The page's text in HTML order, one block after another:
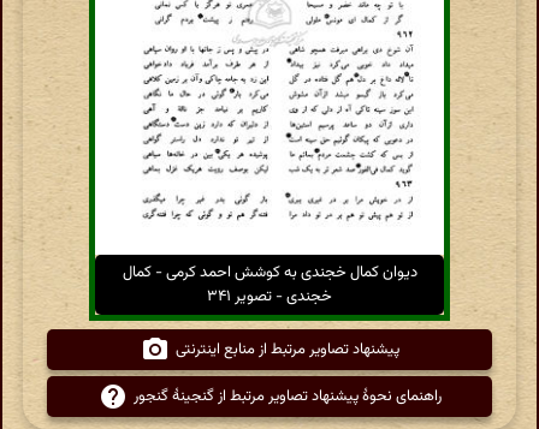
دیوان کمال خجندی به کوشش احمد کرمی - کمال
خجندی - تصویر ۳۴۱
پیشنهاد تصاویر مرتبط از منابع اینترنتی
راهنمای نحوهٔ پیشنهاد تصاویر مرتبط از گنجینهٔ گنجور